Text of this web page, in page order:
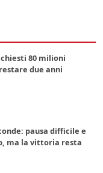
80 milioni
due anni
pausa difficile e
ma la vittoria resta